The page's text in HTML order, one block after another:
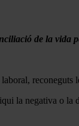
de la vida
reconeguts
la negativa o